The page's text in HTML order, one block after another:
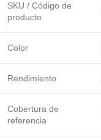
SKU / Código de
producto
Color
Rendimiento
Cobertura de
referencia